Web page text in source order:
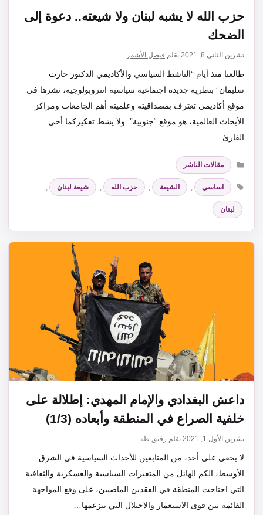
حزب الله لا يشبه لبنان ولا شيعته.. دعوة إلى
الضحك
تشرين الثاني 8, 2021 بقلم فيصل الأشمر
طالعنا منذ أيام “الناشط السياسي والأكاديمي الدكتور حارث
سليمان” بنظرية جديدة اجتماعية سياسية انتروبولوجية، نشرها في
موقع أكاديمي تعترف بمصداقيته وعلميته أهم الجامعات ومراكز
الأبحاث العالمية، هو موقع “جنوبية”. ولا يشط تفكيركما أخي
القارئ…
التصنيفات
مقالات الناشر
الوسوم
اساسي , الشيعة , حزب الله , شيعة لبنان ,
لبنان
داعش البغدادي والإمام المهدي: إطلالة على
خلفية الصراع في المنطقة وأبعاده (1/3)
تشرين الأول 1, 2021 بقلم رفيق طه
لا يخفى على أحد، من المتابعين للأحداث السياسية في الشرق
الأوسط، الكم الهائل من المتغيرات السياسية والعسكرية والثقافية
التي اجتاحت المنطقة في العقدين الماضيين، على وقع المواجهة
القائمة بين قوى الاستعمار والاحتلال التي تتزعمها…